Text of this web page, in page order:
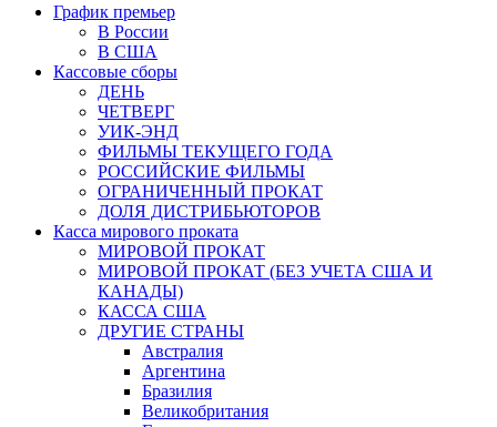
График премьер
В России
В США
Кассовые сборы
ДЕНЬ
ЧЕТВЕРГ
УИК-ЭНД
ФИЛЬМЫ ТЕКУЩЕГО ГОДА
РОССИЙСКИЕ ФИЛЬМЫ
ОГРАНИЧЕННЫЙ ПРОКАТ
ДОЛЯ ДИСТРИБЬЮТОРОВ
Касса мирового проката
МИРОВОЙ ПРОКАТ
МИРОВОЙ ПРОКАТ (БЕЗ УЧЕТА США И
КАНАДЫ)
КАССА США
ДРУГИЕ СТРАНЫ
Австралия
Аргентина
Бразилия
Великобритания